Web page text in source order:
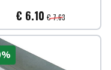
€ 6.10 € 7.63